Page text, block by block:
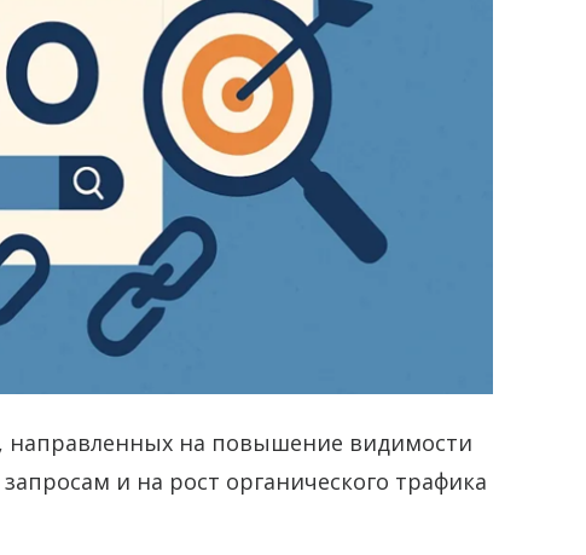
направленных на повышение видимости
и на рост органического трафика